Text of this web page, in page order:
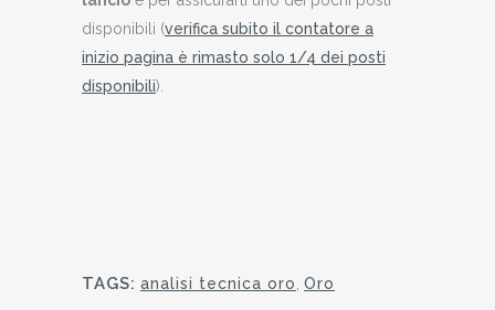
disponibili (verifica subito il contatore a
inizio pagina è rimasto solo 1/4 dei posti
disponibili).
TAGS: analisi tecnica oro Oro